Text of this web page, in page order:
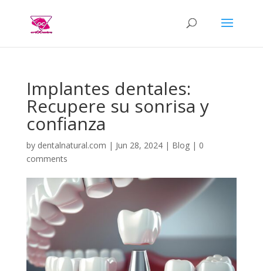
Implantes dentales:
Recupere su sonrisa y
confianza
by dentalnatural.com | Jun 28, 2024| Blog| 0
comments